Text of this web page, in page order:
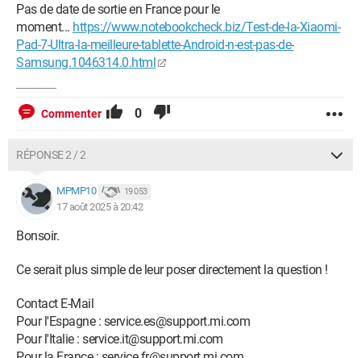
Pas de date de sortie en France pour le
moment... https://www.notebookcheck.biz/Test-de-la-Xiaomi-
Pad-7-Ultra-la-meilleure-tablette-Android-n-est-pas-de-
Samsung.1046314.0.html
Commenter 0
RÉPONSE 2 / 2
MPMP10 19 053
17 août 2025 à 20:42
Bonsoir.
Ce serait plus simple de leur poser directement la question !
Contact E-Mail
Pour l'Espagne : service.es@support.mi.com
Pour l'Italie : service.it@support.mi.com